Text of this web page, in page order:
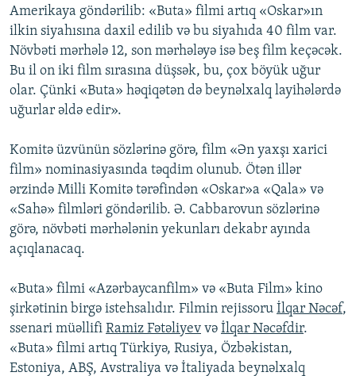
VIDEO
FOTOQALEREYA
İNFOQRAFIKA
KARIKATURA
RADIO ARXIV
OXU ZALI
AZƏRBAYCAN ƏDƏBIYYATI KITABXANASI
İSLAM VƏ DEMOKRATIYA
HAQQIMIZDA
MISSIYAMIZ
PEŞƏ ETIKASI VƏ JURNALISTIKA STANDARTLARIMIZ
AZADLIQRADIOSU MOBIL TELEFONUNUZDA
BIZIMLƏ ƏLAQƏ
XƏBƏR BÜLLETENLƏRIMIZ
BIZI IZLƏ
RFE/RL-in bütün saytları
Amerikaya göndərilib: «Buta» filmi artıq «Oskar»ın
ilkin siyahısına daxil edilib və bu siyahıda 40 film var.
Növbəti mərhələ 12, son mərhələyə isə beş film keçəcək.
Bu il on iki film sırasına düşsək, bu, çox böyük uğur
olar. Çünki «Buta» həqiqətən də beynəlxalq layihələrdə
uğurlar əldə edir».
Komitə üzvünün sözlərinə görə, film «Ən yaxşı xarici
film» nominasiyasında təqdim olunub. Ötən illər
ərzində Milli Komitə tərəfindən «Oskar»a «Qala» və
«Sahə» filmləri göndərilib. Ə. Cabbarovun sözlərinə
görə, növbəti mərhələnin yekunları dekabr ayında
açıqlanacaq.
«Buta» filmi «Azərbaycanfilm» və «Buta Film» kino
şirkətinin birgə istehsalıdır. Filmin rejissoru İlqar Nəcəf,
ssenari müəllifi Ramiz Fətəliyev və İlqar Nəcəfdir.
«Buta» filmi artıq Türkiyə, Rusiya, Özbəkistan,
Estoniya, ABŞ, Avstraliya və İtaliyada beynəlxalq